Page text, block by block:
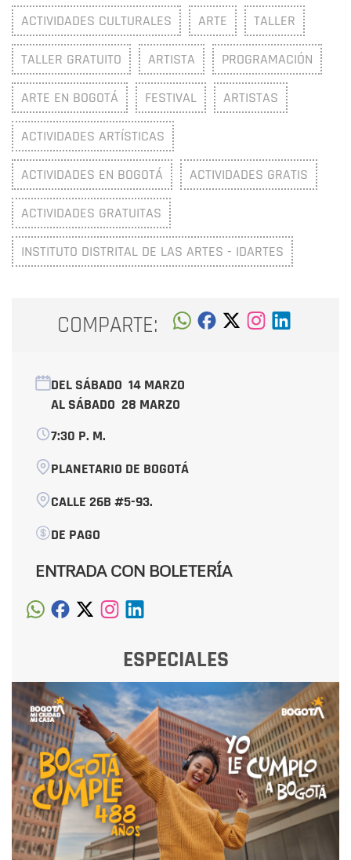
ACTIVIDADES CULTURALES ARTE TALLER
TALLER GRATUITO ARTISTA PROGRAMACIÓN
ARTE EN BOGOTÁ FESTIVAL ARTISTAS
ACTIVIDADES ARTÍSTICAS
ACTIVIDADES EN BOGOTÁ ACTIVIDADES GRATIS
ACTIVIDADES GRATUITAS
INSTITUTO DISTRITAL DE LAS ARTES - IDARTES
COMPARTE:
DEL SÁBADO 14 MARZO
AL SÁBADO 28 MARZO
7:30 P. M.
PLANETARIO DE BOGOTÁ
CALLE 26B #5-93.
DE PAGO
ENTRADA CON BOLETERÍA
ESPECIALES